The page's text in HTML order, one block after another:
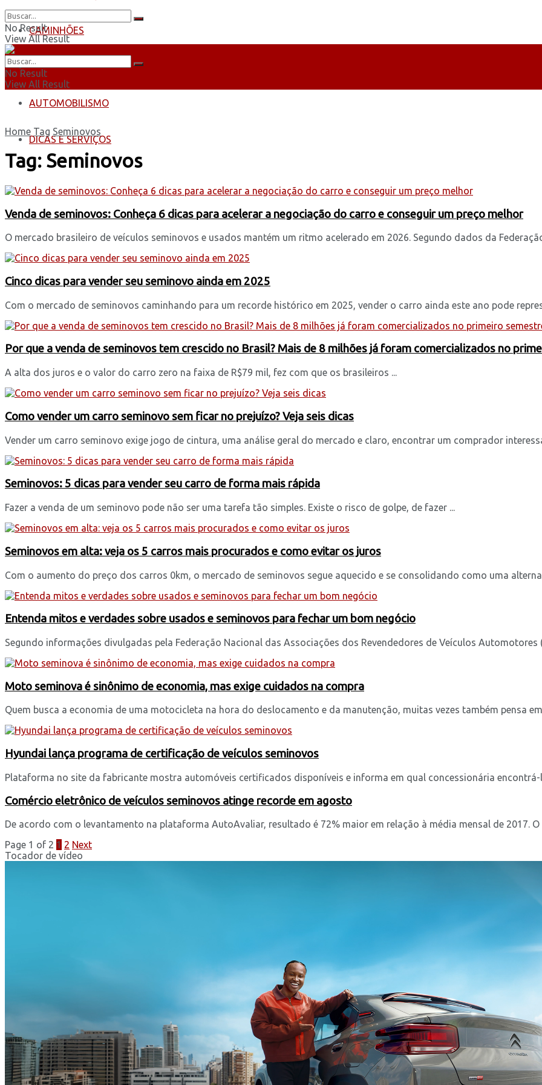
CAMINHÕES
ÔNIBUS
AUTOMOBILISMO
DICAS E SERVIÇOS
No Result
View All Result
No Result
View All Result
Home Tag Seminovos
Tag: Seminovos
Venda de seminovos: Conheça 6 dicas para acelerar a negociação do carro e conseguir um preço melhor
O mercado brasileiro de veículos seminovos e usados mantém um ritmo acelerado em 2026. Segundo dados da
Cinco dicas para vender seu seminovo ainda em 2025
Com o mercado de seminovos caminhando para um recorde histórico em 2025, vender o carro ainda este ano pode
Por que a venda de seminovos tem crescido no Brasil? Mais de 8 milhões já foram comercializados no
A alta dos juros e o valor do carro zero na faixa de R$79 mil, fez com que os brasileiros ...
Como vender um carro seminovo sem ficar no prejuízo? Veja seis dicas
Vender um carro seminovo exige jogo de cintura, uma análise geral do mercado e claro, encontrar um comprador
Seminovos: 5 dicas para vender seu carro de forma mais rápida
Fazer a venda de um seminovo pode não ser uma tarefa tão simples. Existe o risco de golpe, de fazer ...
Seminovos em alta: veja os 5 carros mais procurados e como evitar os juros
Com o aumento do preço dos carros 0km, o mercado de seminovos segue aquecido e se consolidando como uma
Entenda mitos e verdades sobre usados e seminovos para fechar um bom negócio
Segundo informações divulgadas pela Federação Nacional das Associações dos Revendedores de Veículos
Moto seminova é sinônimo de economia, mas exige cuidados na compra
Quem busca a economia de uma motocicleta na hora do deslocamento e da manutenção, muitas vezes também pensa
Hyundai lança programa de certificação de veículos seminovos
Plataforma no site da fabricante mostra automóveis certificados disponíveis e informa em qual concessionária
Comércio eletrônico de veículos seminovos atinge recorde em agosto
De acordo com o levantamento na plataforma AutoAvaliar, resultado é 72% maior em relação à média mensal de 2017. O
Page 1 of 2 1 2 Next
Tocador de vídeo